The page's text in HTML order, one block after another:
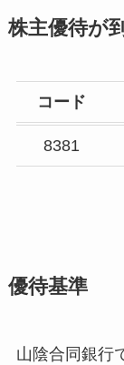
株主優待が
コード
8381
優待基準
山陰合同銀行